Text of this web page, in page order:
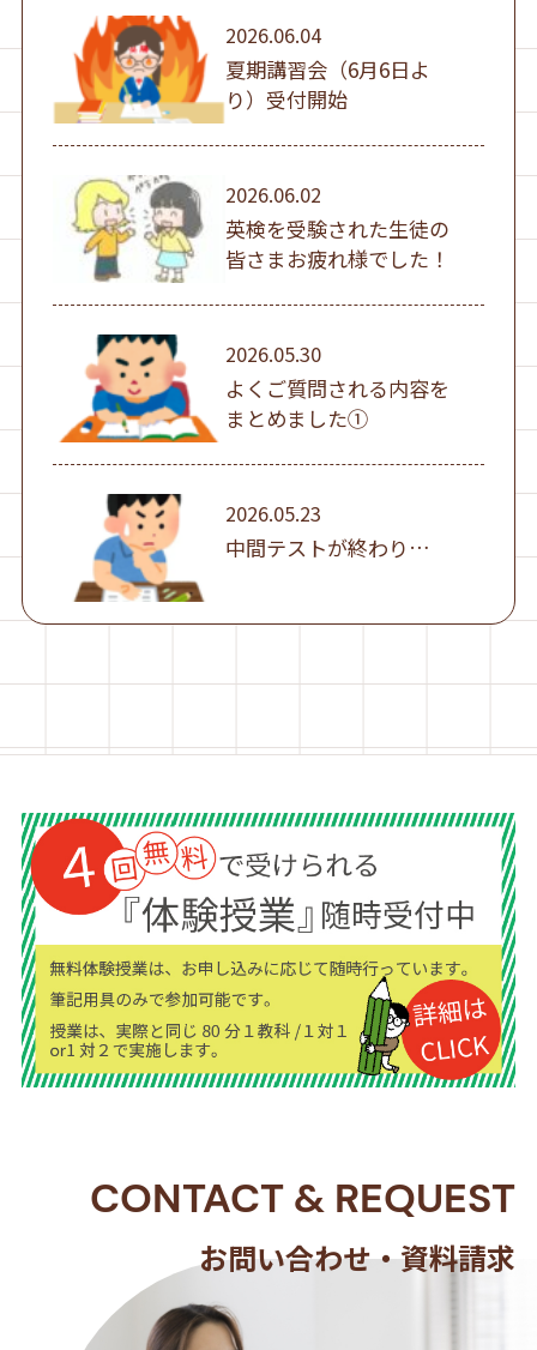
2026.06.04
夏期講習会（6月6日よ
り）受付開始
2026.06.02
英検を受験された生徒の
皆さまお疲れ様でした！
2026.05.30
よくご質問される内容を
まとめました①
2026.05.23
中間テストが終わり…
CONTACT & REQUEST
お問い合わせ・資料請求